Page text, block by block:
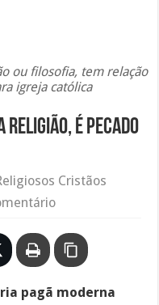
ou filosofia, tem relação
igreja católica
religião, é pecado
Cristãos
pagã moderna